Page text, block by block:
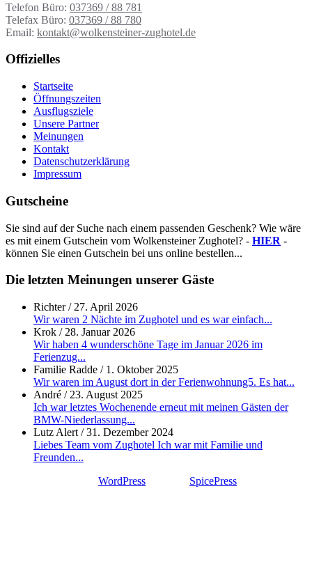
Telefon Büro: 037369 / 88 781
Telefax Büro: 037369 / 88 780
Email: kontakt@wolkensteiner-zughotel.de
Offizielles
Startseite
Öffnungszeiten
Ausflugsziele
Unsere Partner
Meinungen
Kontakt
Datenschutzerklärung
Impressum
Gutscheine
Sie sind auf der Suche nach einem passenden Geschenk? Wie wäre
es mit einem Gutschein vom Wolkensteiner Zughotel? - HIER -
können Sie einen Gutschein bei uns online bestellen...
Die letzten Meinungen unserer Gäste
Richter/ 27. April 2026
Wir waren 2 Nächte im Zughotel und es war einfach...
Krok / 28. Januar 2026
Wir haben 4 wunderschöne Tage im Januar 2026 im
Ferienzug...
Familie Radde / 1. Oktober 2025
Wir waren im August dort in der Ferienwohnung5. Es hat...
André / 23. August 2025
Ich war letztes Wochenende erneut mit meinen Gästen der
BMW-Niederlassung...
Lutz Alert /31. Dezember 2024
Liebes Team vom Zughotel Ich war mit Familie und
Freunden...
WordPress SpicePress